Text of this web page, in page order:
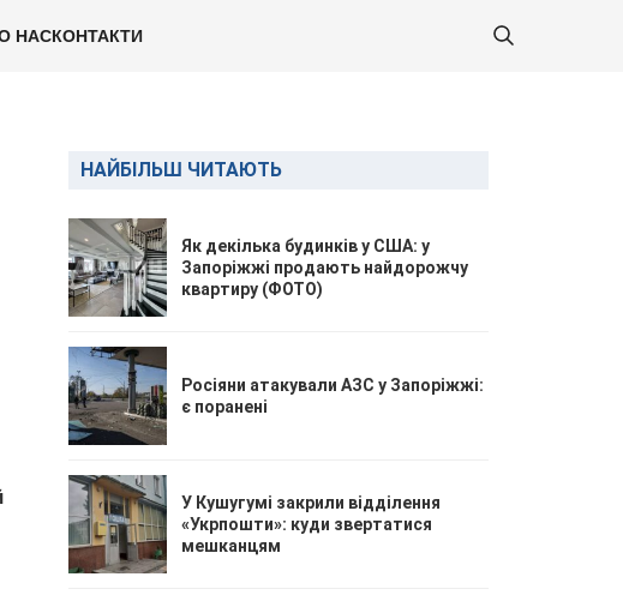
НАСКОНТАКТИ
НАЙБІЛЬШ ЧИТАЮТЬ
Як декілька будинків у США: у
Запоріжжі продають найдорожчу
квартиру (ФОТО)
Росіяни атакували АЗС у Запоріжжі:
є поранені
У Кушугумі закрили відділення
«Укрпошти»: куди звертатися
мешканцям